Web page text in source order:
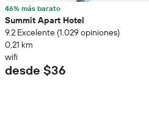
46% más barato
Summit Apart Hotel
9.2 Excelente (1.029 opiniones)
0,21 km
wifi
desde $36